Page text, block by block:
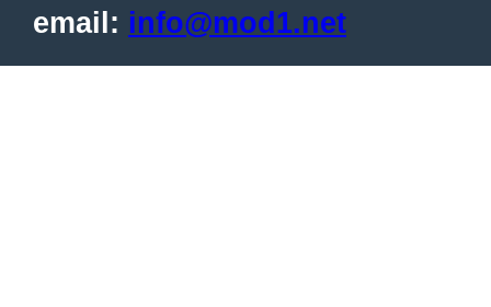
email: info@mod1.net